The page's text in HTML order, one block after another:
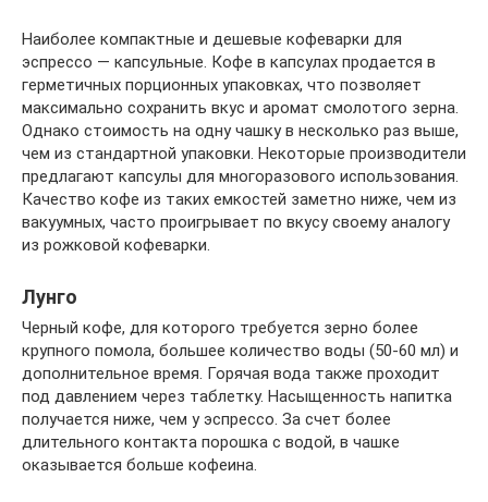
Наиболее компактные и дешевые кофеварки для
эспрессо — капсульные. Кофе в капсулах продается в
герметичных порционных упаковках, что позволяет
максимально сохранить вкус и аромат смолотого зерна.
Однако стоимость на одну чашку в несколько раз выше,
чем из стандартной упаковки. Некоторые производители
предлагают капсулы для многоразового использования.
Качество кофе из таких емкостей заметно ниже, чем из
вакуумных, часто проигрывает по вкусу своему аналогу
из рожковой кофеварки.
Лунго
Черный кофе, для которого требуется зерно более
крупного помола, большее количество воды (50-60 мл) и
дополнительное время. Горячая вода также проходит
под давлением через таблетку. Насыщенность напитка
получается ниже, чем у эспрессо. За счет более
длительного контакта порошка с водой, в чашке
оказывается больше кофеина.